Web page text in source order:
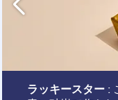
ラッキースター :